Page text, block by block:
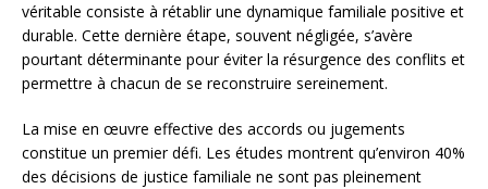
véritable consiste à rétablir une dynamique familiale positive et
durable. Cette dernière étape, souvent négligée, s’avère
pourtant déterminante pour éviter la résurgence des conflits et
permettre à chacun de se reconstruire sereinement.
La mise en œuvre effective des accords ou jugements
constitue un premier défi. Les études montrent qu’environ 40%
des décisions de justice familiale ne sont pas pleinement